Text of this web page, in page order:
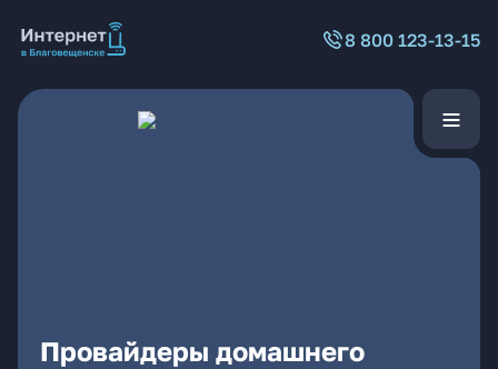
8 800 123-13-15
Провайдеры домашнего